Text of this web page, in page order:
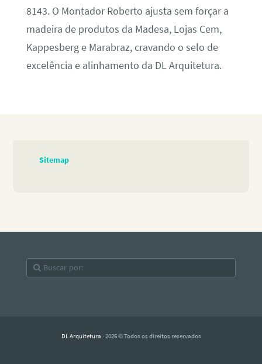
8143. O Montador Roberto ajusta sem forçar a
madeira de produtos da Madesa, Lojas Cem,
Kappesberg e Marabraz, cravando o selo de
excelência e alinhamento da DL Arquitetura.
Sitemap
DL Arquitetura · 2026 © Todos os direitos reservados